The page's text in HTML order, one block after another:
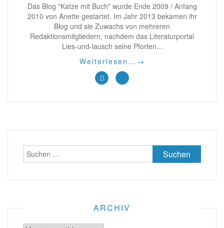
Das Blog "Katze mit Buch" wurde Ende 2009 / Anfang
2010 von Anette gestartet. Im Jahr 2013 bekamen ihr
Blog und sie Zuwachs von mehreren
Redaktionsmitgliedern, nachdem das Literaturportal
Lies-und-lausch seine Pforten...
Weiterlesen... →
Suchen
nach:
ARCHIV